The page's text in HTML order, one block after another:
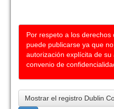
Por respeto a los derechos
puede publicarse ya que
autorización explícita de
convenio de
Mostrar el registro Dublin